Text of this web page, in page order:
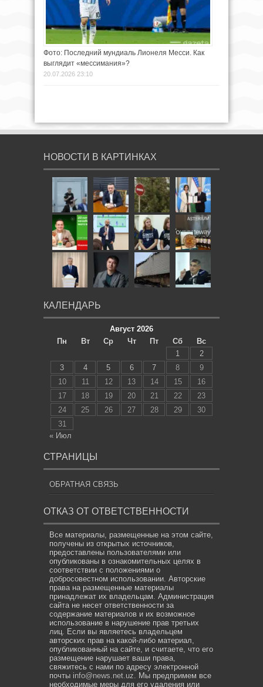
Фото: Последний мундиаль Лионеля Месси. Как
выглядит «мессимания»?
20.07.2026 23:10
НОВОСТИ В КАРТИНКАХ
КАЛЕНДАРЬ
Август 2026
Пн
Вт Ср Чт Пт Сб
Вс
1
2
3
4 5 6 7 8
9
10
11 12 13 14 15
16
17
18 19 20 21 22
23
24
25 26 27 28 29
30
31
« Июл
СТРАНИЦЫ
ОБРАТНАЯ СВЯЗЬ
ОТКАЗ ОТ ОТВЕТСТВЕННОСТИ
Все материалы, размещенные на этом сайте,
получены из открытых источников,
предоставлены пользователями или
опубликованы в ознакомительных целях в
соответствии с положениями о
добросовестном использовании. Авторские
права на размещенные материалы
принадлежат их владельцам. Администрация
сайта не несет ответственности за
содержание материалов и их возможное
использование в нарушение прав третьих
лиц. Если вы являетесь владельцем
авторских прав на какой-либо материал,
опубликованный на сайте, и считаете, что его
размещение нарушает ваши права,
свяжитесь с нами по адресу электронной
почты info@news.net.uz . Мы предпримем все
необходимые меры для его удаления или